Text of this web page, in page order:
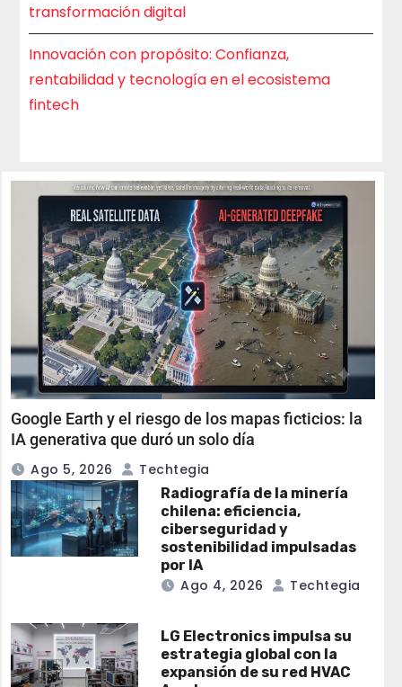
transformación digital
Innovación con propósito: Confianza,
rentabilidad y tecnología en el ecosistema
fintech
Google Earth y el riesgo de los mapas ficticios: la
IA generativa que duró un solo día
Ago 5, 2026 Techtegia
Radiografía de la minería
chilena: eficiencia,
ciberseguridad y
sostenibilidad impulsadas
por IA
Ago 4, 2026 Techtegia
LG Electronics impulsa su
estrategia global con la
expansión de su red HVAC